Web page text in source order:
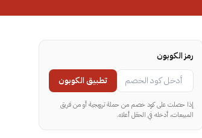
رمز الكوبون
تطبيق الكوبون
إذا حصلت على كود خصم من حملة ترويجية أو من فريق
المبيعات، أدخله في الحقل أعلاه.